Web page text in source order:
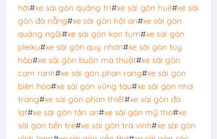
hới#xe sài gòn quảng trị#xe sài gòn huế#xe sài
gòn đà nẵng#xe sài gòn hội an#xe sài gòn
quảng ngãi#xe sài gòn kon tum#xe sài gòn
pleiku#xe sài gòn quy nhơn#xe sài gòn tuy
hòa#xe sài gòn buôn ma thuật#xe sài gòn
cam ranh#xe sài gòn phan rang#xe sài gòn
biên hòa#xe sài gòn vũng tàu#xe sài gòn nha
trang#xe sài gòn phan thiết#xe sài gòn đà
lạt#xe sài gòn tân an#xe sài gòn mỹ tho#xe
sài gòn bến tre#xe sài gòn trà vinh#xe sài gòn